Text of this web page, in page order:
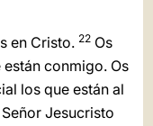
en Cristo. 22Os
conmigo. Os
los que están al
Jesucristo